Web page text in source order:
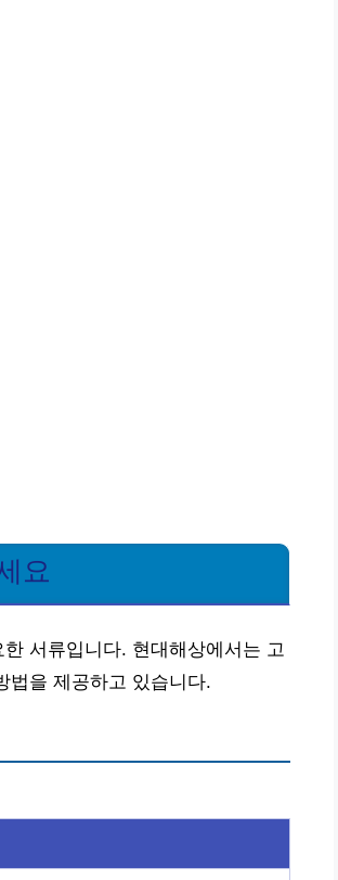
요
서류입니다. 현대해상에서는 고
법을 제공하고 있습니다.